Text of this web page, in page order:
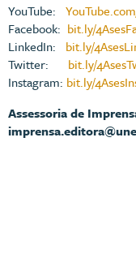
YouTube:
Facebook: bit.ly/
LinkedIn: bit.ly/
Twitter:
bit.ly/
Instagram: bit.ly/
Assessoria de